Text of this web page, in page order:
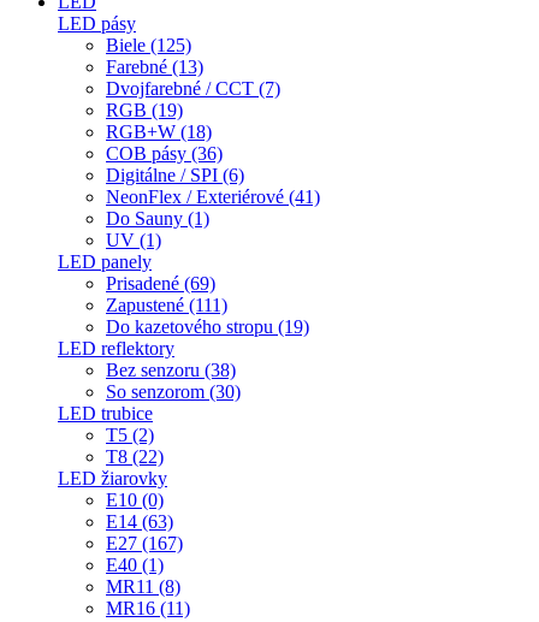
LED pásy
Biele (125)
Farebné (13)
Dvojfarebné / CCT (7)
RGB (19)
RGB+W (18)
COB pásy (36)
Digitálne / SPI (6)
NeonFlex / Exteriérové (41)
Do Sauny (1)
UV (1)
LED panely
Prisadené (69)
Zapustené (111)
Do kazetového stropu (19)
LED reflektory
Bez senzoru (38)
So senzorom (30)
LED trubice
T5 (2)
T8 (22)
LED žiarovky
E10 (0)
E14 (63)
E27 (167)
E40 (1)
MR11 (8)
MR16 (11)